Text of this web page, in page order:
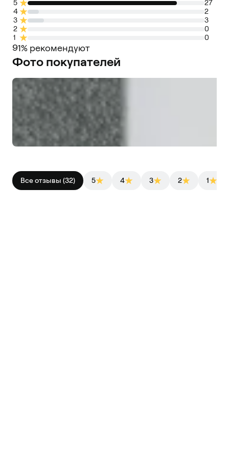
5
27
4
2
3
3
2
0
1
0
91% рекомендуют
Фото покупателей
Все отзывы (32) 5 4 3 2 1